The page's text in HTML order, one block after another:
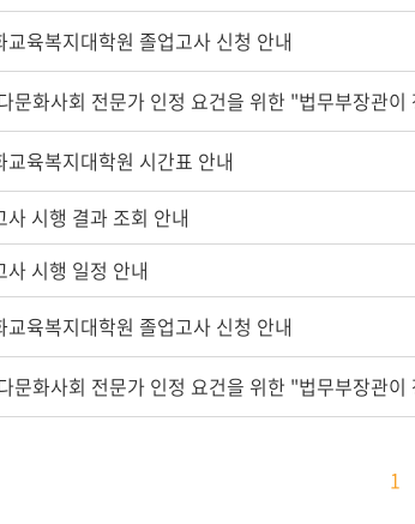
육복지대학원 졸업고사 신청 안내
문화사회 전문가 인정 요건을 위한 "법무부장관이
육복지대학원 시간표 안내
시행 결과 조회 안내
시행 일정 안내
육복지대학원 졸업고사 신청 안내
문화사회 전문가 인정 요건을 위한 "법무부장관이
1